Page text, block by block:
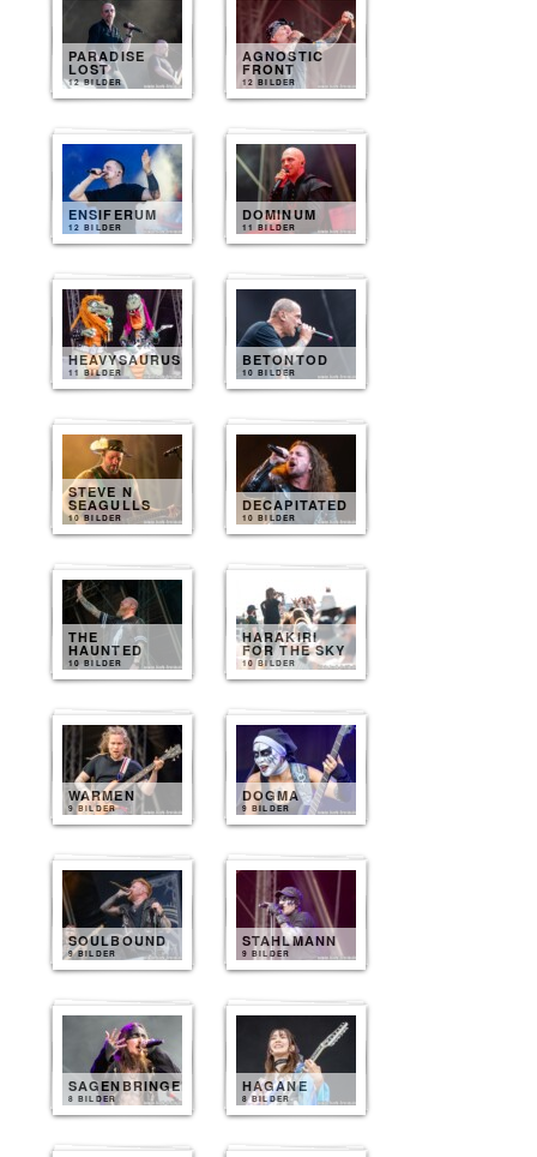
PARADISE
LOST
12 BILDER
AGNOSTIC
FRONT
12 BILDER
ENSIFERUM
12 BILDER
DOMINUM
11 BILDER
HEAVYSAURUS
11 BILDER
BETONTOD
10 BILDER
STEVE N
SEAGULLS
10 BILDER
DECAPITATED
10 BILDER
THE
HAUNTED
10 BILDER
HARAKIRI
FOR THE SKY
10 BILDER
WARMEN
9 BILDER
DOGMA
9 BILDER
SOULBOUND
9 BILDER
STAHLMANN
9 BILDER
SAGENBRINGER
8 BILDER
HAGANE
8 BILDER